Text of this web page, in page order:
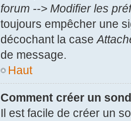
forum --> Modifier les
toujours empêcher une
décochant la case
de message.
Haut
Comment créer un
Il est facile de créer un